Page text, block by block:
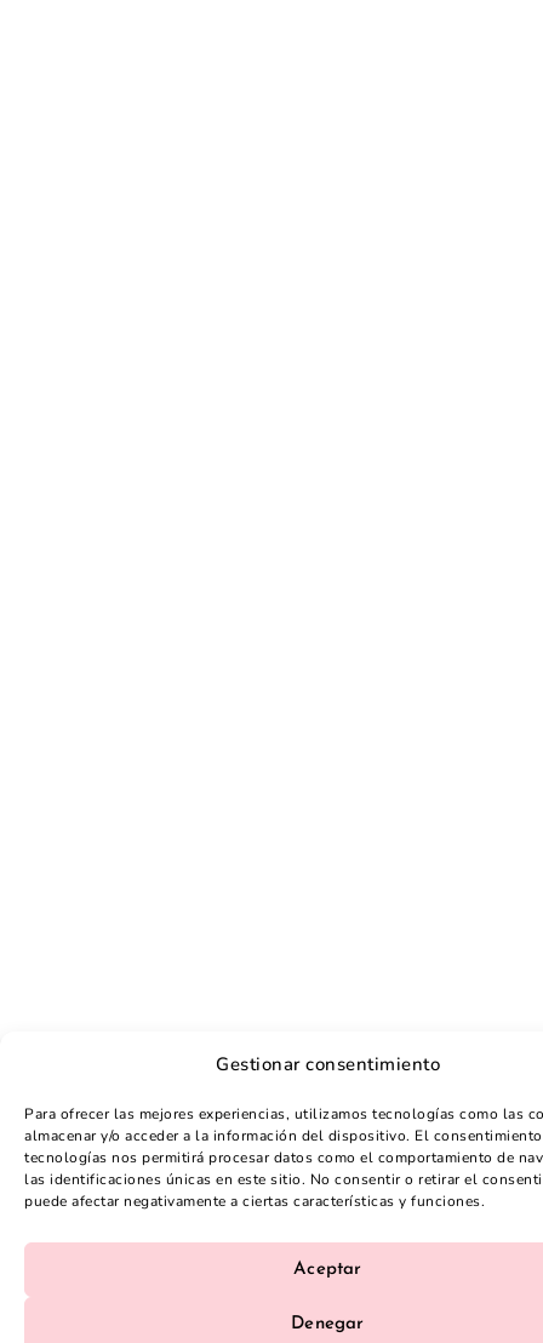
Gestionar consentimiento
Para ofrecer las mejores experiencias, utilizamos tecnologías como las
almacenar y/o acceder a la información del dispositivo. El
tecnologías nos permitirá procesar datos como el comportamiento de
las identificaciones únicas en este sitio. No consentir o retirar el
puede afectar negativamente a ciertas características y funciones.
Aceptar
Denegar